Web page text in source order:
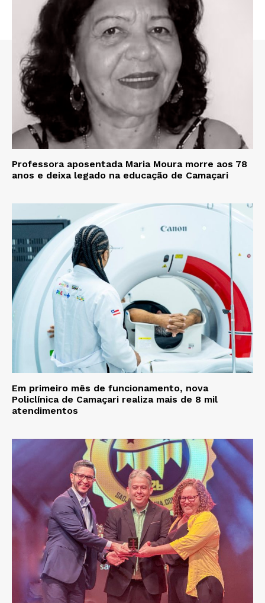
Professora aposentada Maria Moura morre aos 78
anos e deixa legado na educação de Camaçari
Em primeiro mês de funcionamento, nova
Policlínica de Camaçari realiza mais de 8 mil
atendimentos